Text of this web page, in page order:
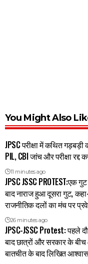
You Might Also
JPSC परीक्षा में कथित
PIL, CBI जांच और परीक्षा रद्द
11 minutes ago
JPSC JSSC PROTEST:एक
बाद नाराज हुआ दूसरा गुट,
राजनीतिक दलों का मंच पर
26 minutes ago
JPSC-JSSC Protest: पहले
बाद छात्रों और सरकार के
बातचीत के बाद लिखित